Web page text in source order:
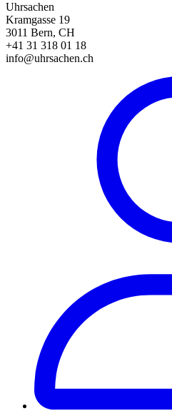
Uhrsachen
Kramgasse 19
3011 Bern, CH
+41 31 318 01 18
info@uhrsachen.ch